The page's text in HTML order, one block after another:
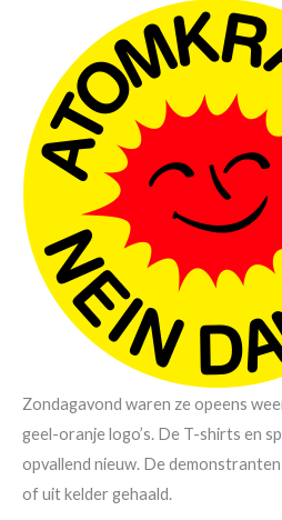
Zondagavond waren ze opeens
geel-oranje logo’s. De T-shirts en
opvallend nieuw. De
of uit kelder gehaald.